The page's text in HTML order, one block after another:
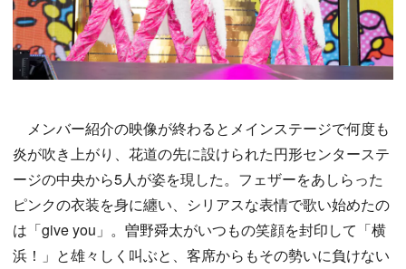
メンバー紹介の映像が終わるとメインステージで何度も
炎が吹き上がり、花道の先に設けられた円形センターステ
ージの中央から5人が姿を現した。フェザーをあしらった
ピンクの衣装を身に纏い、シリアスな表情で歌い始めたの
は「give you」。曽野舜太がいつもの笑顔を封印して「横
浜！」と雄々しく叫ぶと、客席からもその勢いに負けない